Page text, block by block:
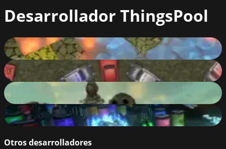
Desarrollador ThingsPool
Water vs Fire
98%
Police Chase Turn Based Game
92%
Huntland
88
SpaceTown
47%
Otros desarrolladores